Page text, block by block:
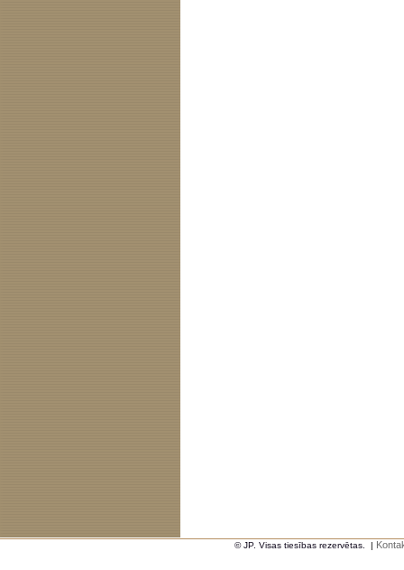
© JP. Visas tiesības rezervētas. |